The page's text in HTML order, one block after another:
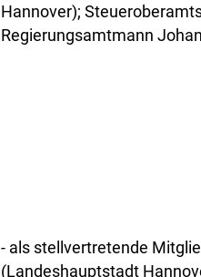
Hannover);
Regierungsamtmann
- als stellvertretende
(Landeshauptstadt